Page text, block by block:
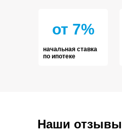
от 7%
начальная ставка
по ипотеке
Наши отзывы